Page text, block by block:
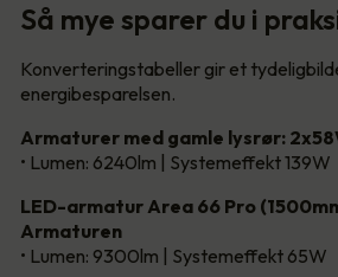
Så mye sparer du i
Konverteringstabeller gir et
energibesparelsen.
Armaturer med gamle lysrør:
• Lumen: 6240lm | Systemeffekt 139W
LED-armatur Area 66 Pro
Armaturen
• Lumen: 9300lm | Systemeffekt 65W